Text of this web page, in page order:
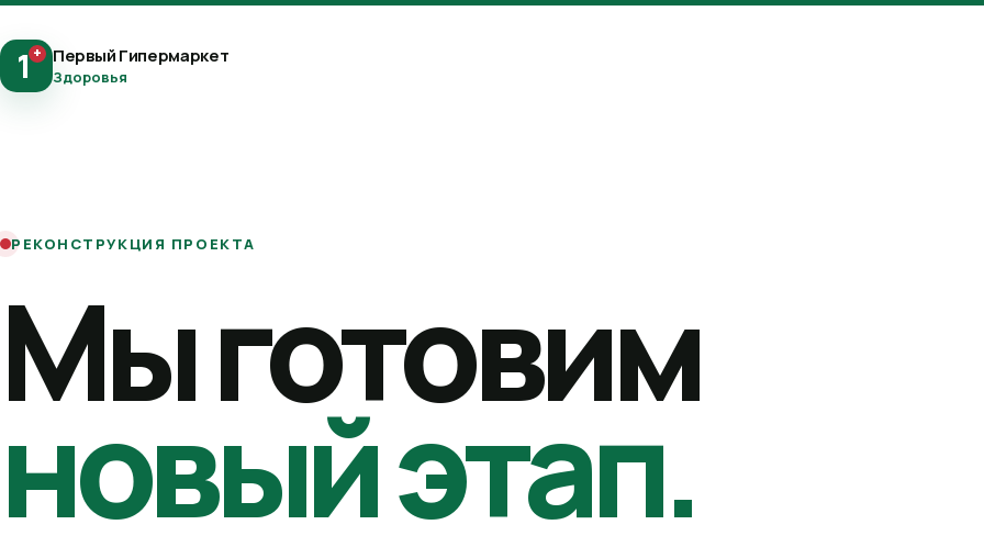
1+ Первый Гипермаркет
Здоровья
РЕКОНСТРУКЦИЯ ПРОЕКТА
Мы готовим
новый этап.